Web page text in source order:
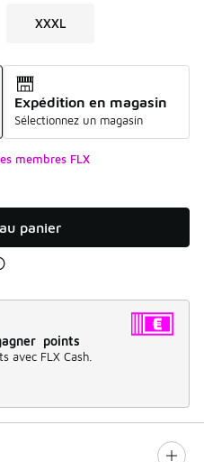
XXXL
Expédition en magasin
Sélectionnez un magasin
membres FLX
panier
points
avec FLX Cash.